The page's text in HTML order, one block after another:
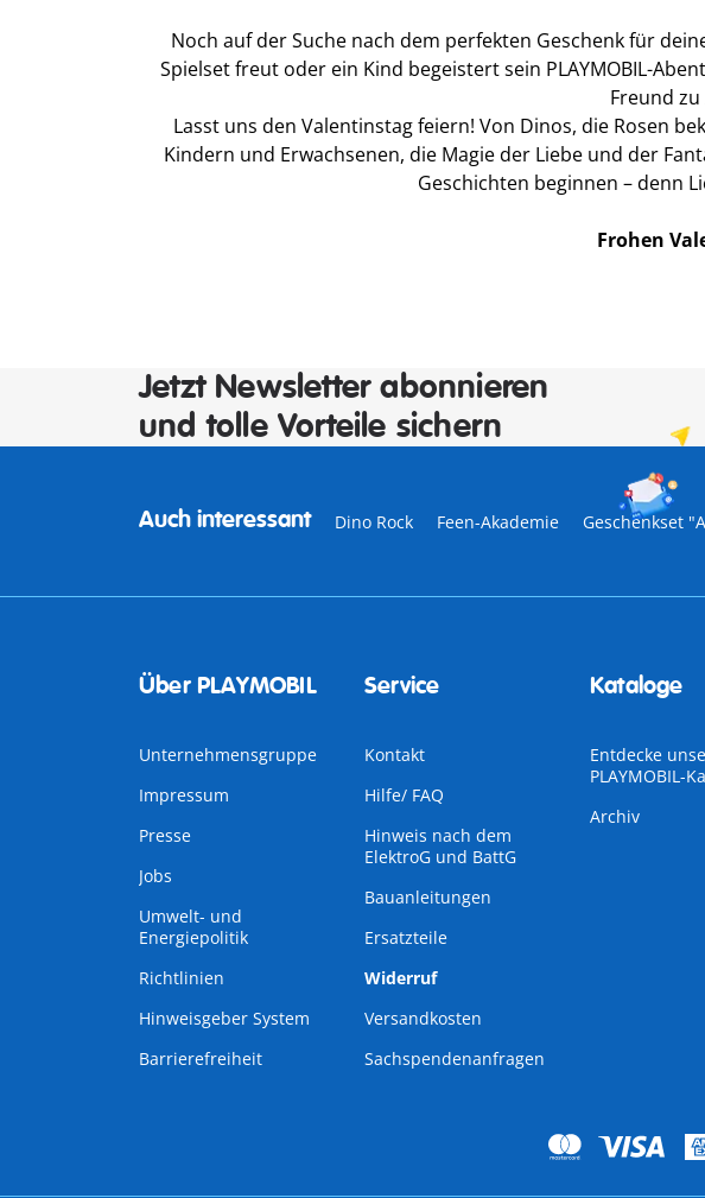
Noch auf der Suche nach dem perfekten Geschenk für
Spielset freut oder ein Kind begeistert sein PLAYMOBIL-
Freund
Lasst uns den Valentinstag feiern! Von Dinos, die Rosen
Kindern und Erwachsenen, die Magie der Liebe und der
Geschichten beginnen – denn
Frohen
Jetzt Newsletter abonnieren
und tolle Vorteile sichern
Auch interessant Dino Rock Feen-Akademie Geschenkset
Über PLAYMOBIL
Unternehmensgruppe
Impressum
Presse
Jobs
Umwelt- und
Energiepolitik
Richtlinien
Hinweisgeber System
Barrierefreiheit
Service
Kontakt
Hilfe/ FAQ
Hinweis nach dem
ElektroG und BattG
Bauanleitungen
Ersatzteile
Widerruf
Versandkosten
Sachspendenanfragen
Kataloge
Entdecke
PLAYMOBIL-
Archiv